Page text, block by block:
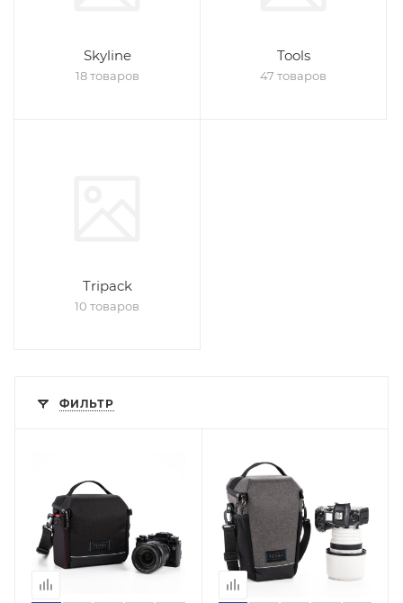
Skyline
18 товаров
Tools
47 товаров
Tripack
10 товаров
ФИЛЬТР